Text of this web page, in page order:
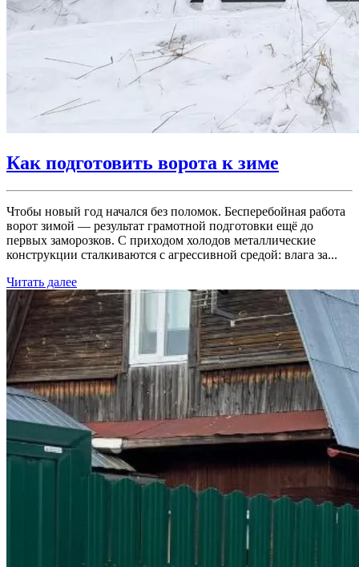
Как подготовить ворота к зиме
Чтобы новый год начался без поломок. Бесперебойная работа
ворот зимой — результат грамотной подготовки ещё до
первых заморозков. С приходом холодов металлические
конструкции сталкиваются с агрессивной средой: влага за...
Читать далее